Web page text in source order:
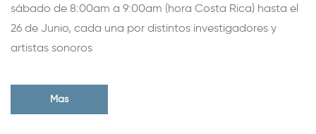
sábado de 8:00am a 9:00am (hora Costa Rica) hasta el
26 de Junio, cada una por distintos investigadores y
artistas sonoros
Mas